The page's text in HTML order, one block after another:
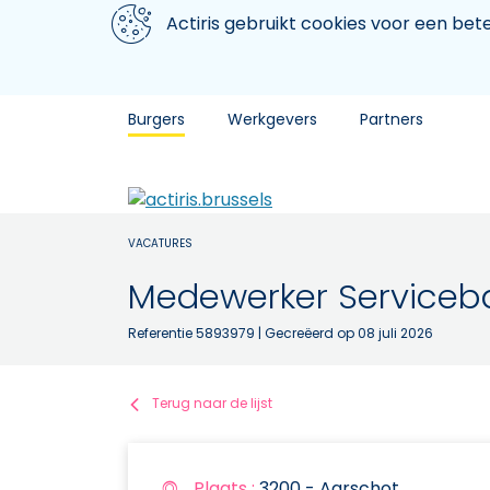
Aller au contenu principal
We gebruiken cookiesActiris gebruikt cookies voor een
Burgers Werkgevers Partners
VACATURES
Medewerker
Referentie 5893979 | Gecreëerd op 08 juli 2026
Terug naar de lijst